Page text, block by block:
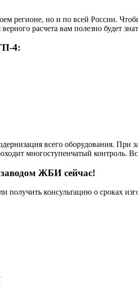
регионе, но и по всей России.
расчета вам полезно будет
4:
всего оборудования.
многоступенчатый контроль.
заводом ЖБИ сейчас!
получить консультацию о сроках